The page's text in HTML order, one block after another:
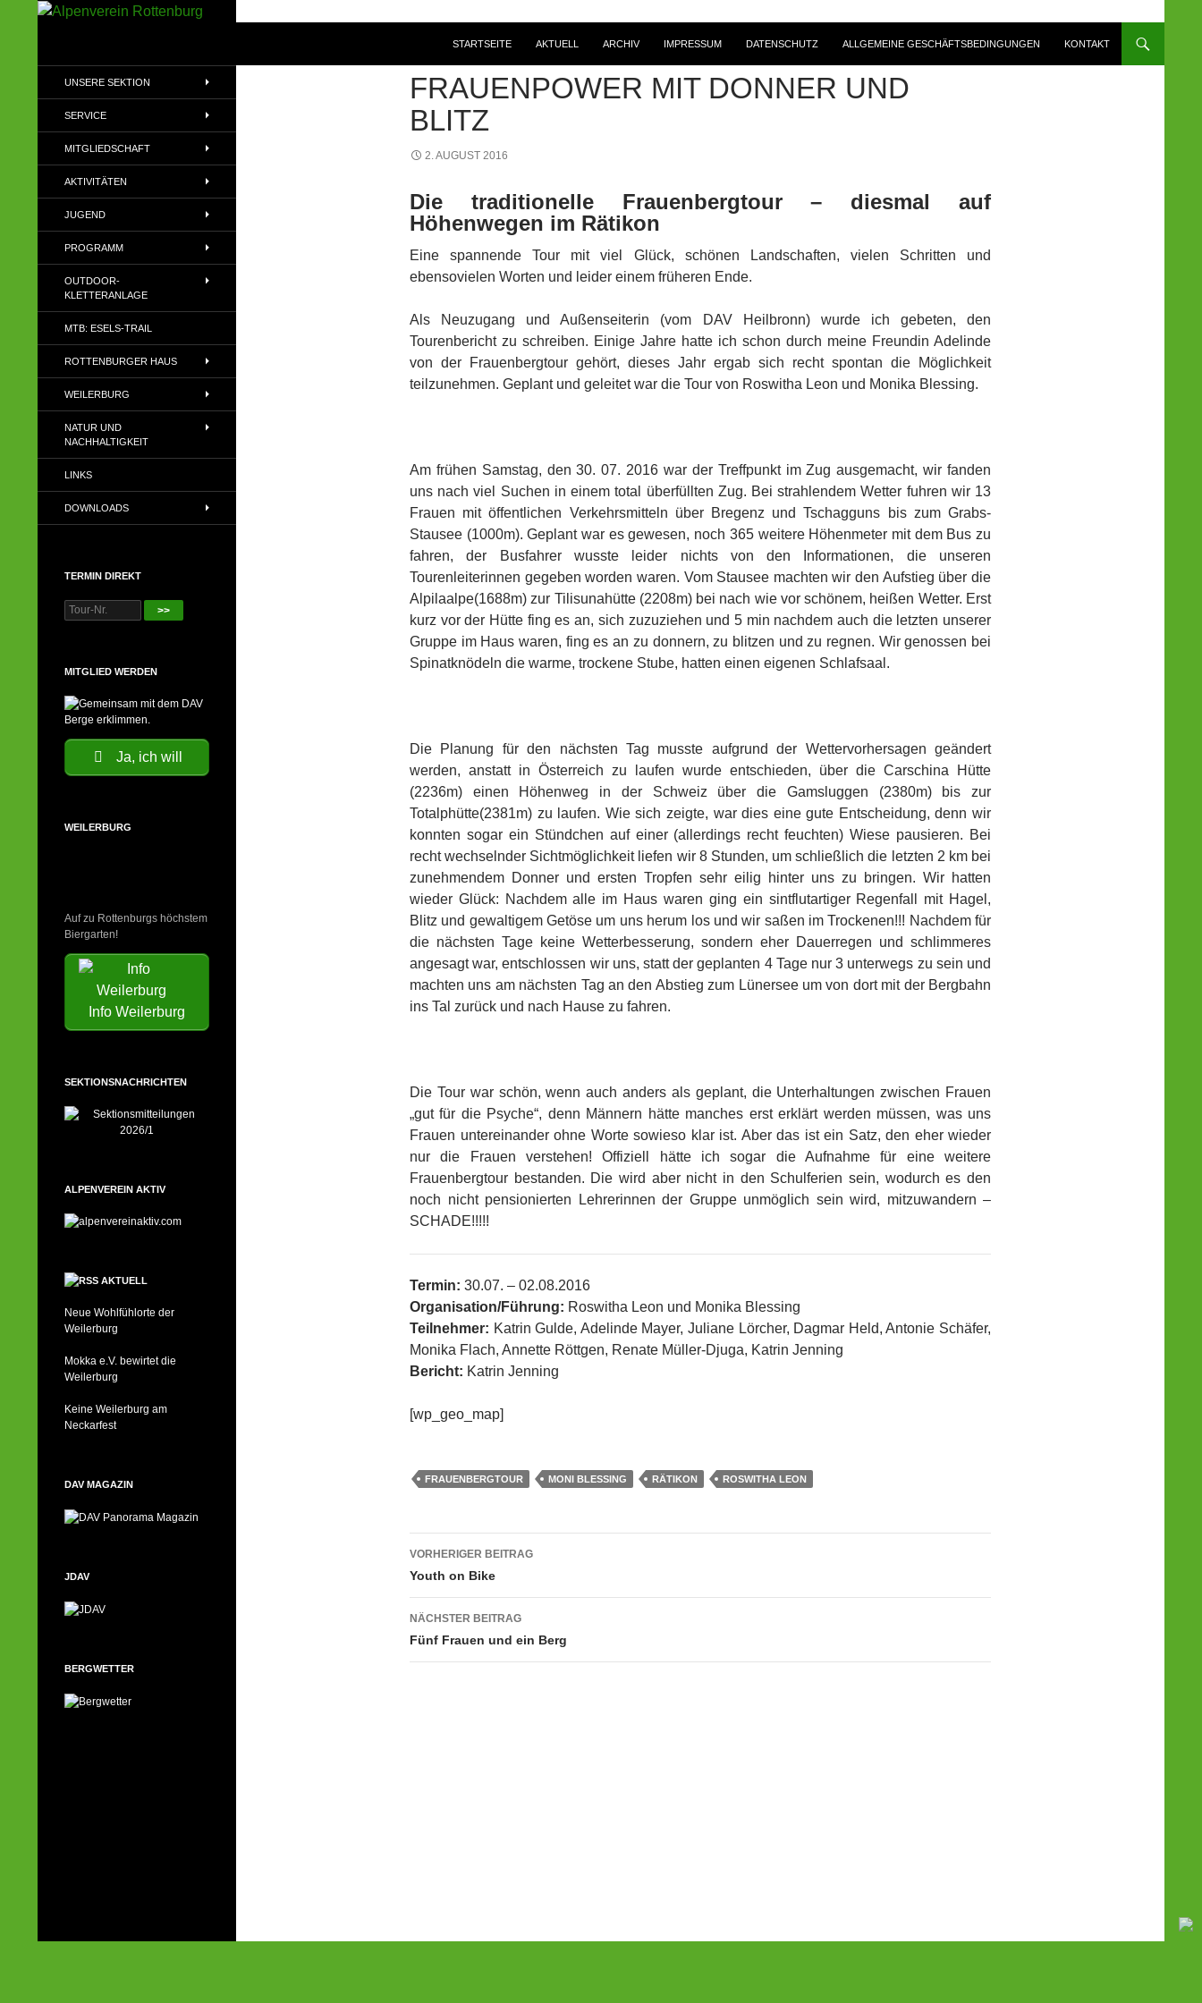
STARTSEITE AKTUELL ARCHIV IMPRESSUM DATENSCHUTZ ALLGEMEINE GESCHÄFTSBEDINGUNGEN KONTAKT
FRAUENPOWER MIT DONNER UND
BLITZ
2. AUGUST 2016
Die traditionelle Frauenbergtour – diesmal auf
Höhenwegen im Rätikon
Eine spannende Tour mit viel Glück, schönen Landschaften, vielen Schritten und
ebensovielen Worten und leider einem früheren Ende.
Als Neuzugang und Außenseiterin (vom DAV Heilbronn) wurde ich gebeten, den
Tourenbericht zu schreiben. Einige Jahre hatte ich schon durch meine Freundin Adelinde
von der Frauenbergtour gehört, dieses Jahr ergab sich recht spontan die Möglichkeit
teilzunehmen. Geplant und geleitet war die Tour von Roswitha Leon und Monika Blessing.
Am frühen Samstag, den 30. 07. 2016 war der Treffpunkt im Zug ausgemacht, wir fanden
uns nach viel Suchen in einem total überfüllten Zug. Bei strahlendem Wetter fuhren wir 13
Frauen mit öffentlichen Verkehrsmitteln über Bregenz und Tschagguns bis zum Grabs-
Stausee (1000m). Geplant war es gewesen, noch 365 weitere Höhenmeter mit dem Bus zu
fahren, der Busfahrer wusste leider nichts von den Informationen, die unseren
Tourenleiterinnen gegeben worden waren. Vom Stausee machten wir den Aufstieg über die
Alpilaalpe(1688m) zur Tilisunahütte (2208m) bei nach wie vor schönem, heißen Wetter. Erst
kurz vor der Hütte fing es an, sich zuzuziehen und 5 min nachdem auch die letzten unserer
Gruppe im Haus waren, fing es an zu donnern, zu blitzen und zu regnen. Wir genossen bei
Spinatknödeln die warme, trockene Stube, hatten einen eigenen Schlafsaal.
Die Planung für den nächsten Tag musste aufgrund der Wettervorhersagen geändert
werden, anstatt in Österreich zu laufen wurde entschieden, über die Carschina Hütte
(2236m) einen Höhenweg in der Schweiz über die Gamsluggen (2380m) bis zur
Totalphütte(2381m) zu laufen. Wie sich zeigte, war dies eine gute Entscheidung, denn wir
konnten sogar ein Stündchen auf einer (allerdings recht feuchten) Wiese pausieren. Bei
recht wechselnder Sichtmöglichkeit liefen wir 8 Stunden, um schließlich die letzten 2 km bei
zunehmendem Donner und ersten Tropfen sehr eilig hinter uns zu bringen. Wir hatten
wieder Glück: Nachdem alle im Haus waren ging ein sintflutartiger Regenfall mit Hagel,
Blitz und gewaltigem Getöse um uns herum los und wir saßen im Trockenen!!! Nachdem für
die nächsten Tage keine Wetterbesserung, sondern eher Dauerregen und schlimmeres
angesagt war, entschlossen wir uns, statt der geplanten 4 Tage nur 3 unterwegs zu sein und
machten uns am nächsten Tag an den Abstieg zum Lünersee um von dort mit der Bergbahn
ins Tal zurück und nach Hause zu fahren.
Die Tour war schön, wenn auch anders als geplant, die Unterhaltungen zwischen Frauen
„gut für die Psyche“, denn Männern hätte manches erst erklärt werden müssen, was uns
Frauen untereinander ohne Worte sowieso klar ist. Aber das ist ein Satz, den eher wieder
nur die Frauen verstehen! Offiziell hätte ich sogar die Aufnahme für eine weitere
Frauenbergtour bestanden. Die wird aber nicht in den Schulferien sein, wodurch es den
noch nicht pensionierten Lehrerinnen der Gruppe unmöglich sein wird, mitzuwandern –
SCHADE!!!!!
Termin: 30.07. – 02.08.2016
Organisation/Führung: Roswitha Leon und Monika Blessing
Teilnehmer: Katrin Gulde, Adelinde Mayer, Juliane Lörcher, Dagmar Held, Antonie Schäfer,
Monika Flach, Annette Röttgen, Renate Müller-Djuga, Katrin Jenning
Bericht: Katrin Jenning
[wp_geo_map]
FRAUENBERGTOUR MONI BLESSING RÄTIKON ROSWITHA LEON
Beitragsnavigation
VORHERIGER BEITRAG
Youth on Bike
NÄCHSTER BEITRAG
Fünf Frauen und ein Berg
Alpenvereins (DAV) e.V
UNSERE SEKTION
SERVICE
MITGLIEDSCHAFT
AKTIVITÄTEN
JUGEND
PROGRAMM
OUTDOOR-
KLETTERANLAGE
MTB: ESELS-TRAIL
ROTTENBURGER HAUS
WEILERBURG
NATUR UND
NACHHALTIGKEIT
LINKS
DOWNLOADS
TERMIN DIREKT
>>
MITGLIED WERDEN
Ja, ich will
WEILERBURG
Auf zu Rottenburgs höchstem
Biergarten!
Info Weilerburg
SEKTIONSNACHRICHTEN
ALPENVEREIN AKTIV
AKTUELL
Neue Wohlfühlorte der
Weilerburg
Mokka e.V. bewirtet die
Weilerburg
Keine Weilerburg am
Neckarfest
DAV MAGAZIN
JDAV
BERGWETTER